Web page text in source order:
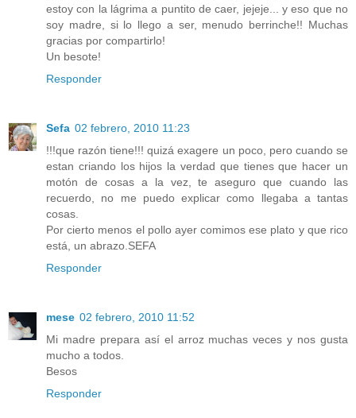
estoy con la lágrima a puntito de caer, jejeje... y eso que no
soy madre, si lo llego a ser, menudo berrinche!! Muchas
gracias por compartirlo!
Un besote!
Responder
Sefa 02 febrero, 2010 11:23
!!!que razón tiene!!! quizá exagere un poco, pero cuando se
estan criando los hijos la verdad que tienes que hacer un
motón de cosas a la vez, te aseguro que cuando las
recuerdo, no me puedo explicar como llegaba a tantas
cosas.
Por cierto menos el pollo ayer comimos ese plato y que rico
está, un abrazo.SEFA
Responder
mese 02 febrero, 2010 11:52
Mi madre prepara así el arroz muchas veces y nos gusta
mucho a todos.
Besos
Responder